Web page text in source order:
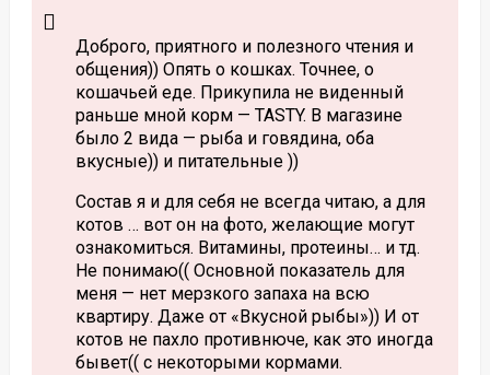
Доброго, приятного и полезного чтения и
общения)) Опять о кошках. Точнее, о
кошачьей еде. Прикупила не виденный
раньше мной корм — TASTY. В магазине
было 2 вида — рыба и говядина, оба
вкусные)) и питательные ))
Состав я и для себя не всегда читаю, а для
котов … вот он на фото, желающие могут
ознакомиться. Витамины, протеины… и тд.
Не понимаю(( Основной показатель для
меня — нет мерзкого запаха на всю
квартиру. Даже от «Вкусной рыбы»)) И от
котов не пахло противнюче, как это иногда
бывет(( с некоторыми кормами.